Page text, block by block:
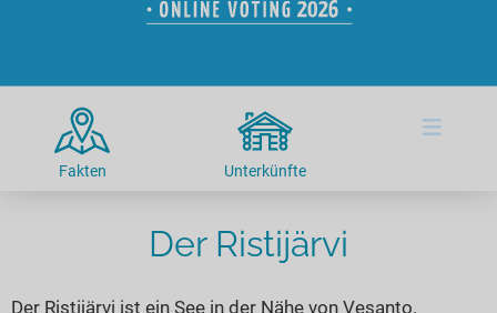
Radtouren am See
Kitesurfen
Kanu- & Kajaktouren
Badeseen in Deutschland
Urlaub an der Küste
Unterkünfte
Hotels am See
Ferienwohnungen
Camping am See
Top-Hotels
Seen in Deutschland
Seen in Europa
Überwachte Badestellen
Fakten Unterkünfte
≡
Der Ristijärvi
Der Ristijärvi ist ein See in der Nähe von Vesanto.